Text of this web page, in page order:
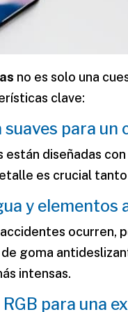
no es solo una
clave:
para un
están diseñadas
es crucial
y elementos
goma
intensas.
RGB para una